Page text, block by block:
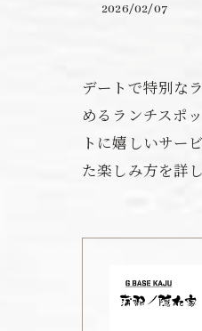
2026/02/07
デートで特別な
めるランチスポ
トに嬉しいサー
た楽しみ方を詳